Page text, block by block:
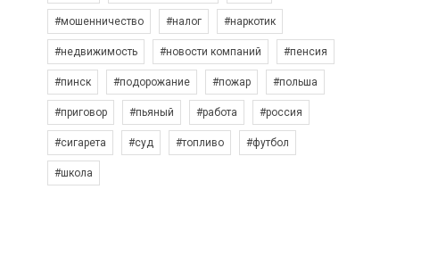
#мошенничество #налог #наркотик
#недвижимость #новости компаний #пенсия
#пинск #подорожание #пожар #польша
#приговор #пьяный #работа #россия
#сигарета #суд #топливо #футбол
#школа